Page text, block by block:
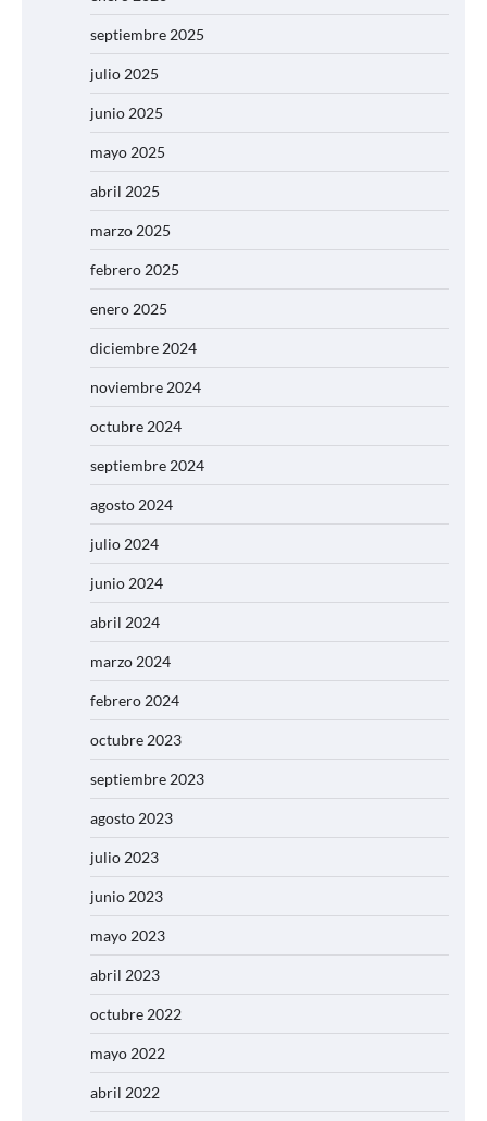
septiembre 2025
julio 2025
junio 2025
mayo 2025
abril 2025
marzo 2025
febrero 2025
enero 2025
diciembre 2024
noviembre 2024
octubre 2024
septiembre 2024
agosto 2024
julio 2024
junio 2024
abril 2024
marzo 2024
febrero 2024
octubre 2023
septiembre 2023
agosto 2023
julio 2023
junio 2023
mayo 2023
abril 2023
octubre 2022
mayo 2022
abril 2022